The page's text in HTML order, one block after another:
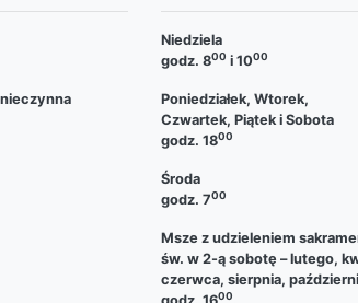
Niedziela
godz. 800 i 1000
Poniedziałek, Wtorek,
Czwartek, Piątek i Sobota
godz. 1800
Środa
godz. 700
Msze z udzieleniem
św. w 2-ą sobotę – lutego,
czerwca, sierpnia,
00